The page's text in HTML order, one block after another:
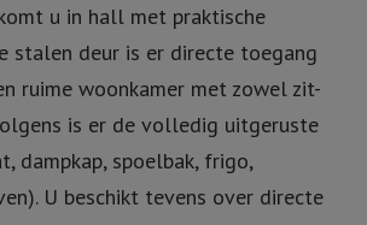
u in hall met praktische
stalen deur is er directe toegang
ruime woonkamer met zowel zit-
is er de volledig uitgeruste
dampkap, spoelbak, frigo,
U beschikt tevens over directe